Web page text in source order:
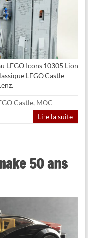
LEGO Icons 10305 Lion
LEGO Castle
Castle, MOC
Lire la suite
50 ans